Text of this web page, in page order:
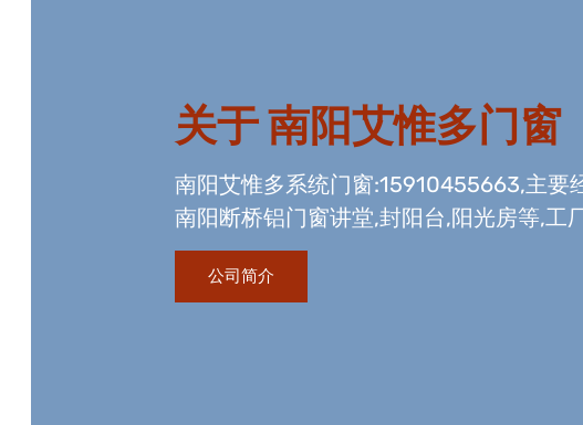
关于南阳艾惟多门窗
南阳艾惟多系统门窗:15910455663,主要
南阳断桥铝门窗讲堂,封阳台,阳光房等,工
资质,玻璃幕墙工程资质,国内门窗组装生
生产线。
公司简介